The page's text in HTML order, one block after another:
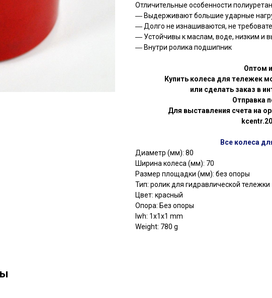
Отличительные особенности
― Выдерживают большие ударные
― Долго не изнашиваются, не
― Устойчивы к маслам, воде, низким и
― Внутри ролика подшипник
Оптом
Купить колеса для тележек
или сделать заказ в
Отправка
Для выставления счета на
Все колеса
Диаметр (мм): 80
Ширина колеса (мм): 70
Размер площадки (мм): без опоры
Тип: ролик для гидравлической тележки
Цвет: красный
Опора: Без опоры
lwh: 1x1x1 mm
Weight: 780 g